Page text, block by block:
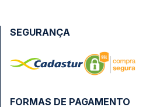
FORMAS DE PAGAMENTO
SEGURANÇA